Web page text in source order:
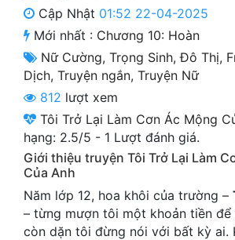
Cung Đấu
Cạnh Kỹ
Cổ Tiên Hiệp
Cổ Đại
Du Hí
Dã Sử
Dị Giới
Dị Năng
Cập Nhật 01:52 22-04-2025
Mới nhất : Chương 10: Hoàn
Nữ Cường, Trọng Sinh,Đô Thị,
Dịch, Truyện ngắn, Truyện Nữ
812 lượt xem
Tôi Trở Lại Làm Cơn Ác Mộng
hạng: 2.5/5 - 1 Lượt đánh giá.
Giới thiệu truyện Tôi Trở Lại Làm
Của Anh
Năm lớp 12, hoa khôi của trường –
– từng mượn tôi một khoản tiền để
còn dặn tôi đừng nói với bất kỳ ai.